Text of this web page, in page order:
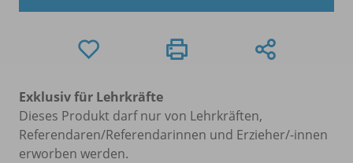
Exklusiv für Lehrkräfte
Dieses Produkt darf nur von Lehrkräften,
Referendaren/Referendarinnen und Erzieher/-innen
erworben werden.